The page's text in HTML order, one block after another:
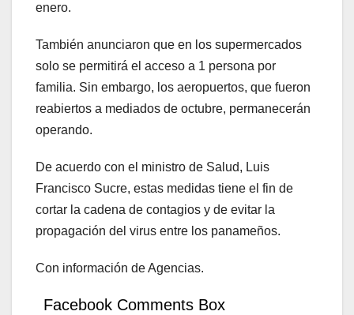
enero.
También anunciaron que en los supermercados
solo se permitirá el acceso a 1 persona por
familia. Sin embargo, los aeropuertos, que fueron
reabiertos a mediados de octubre, permanecerán
operando.
De acuerdo con el ministro de Salud, Luis
Francisco Sucre, estas medidas tiene el fin de
cortar la cadena de contagios y de evitar la
propagación del virus entre los panameños.
Con información de Agencias.
Facebook Comments Box